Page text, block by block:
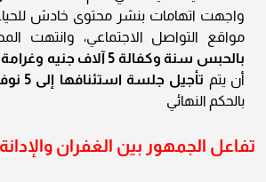
واجهت اتهامات بنشر محتوى خادش
مواقع التواصل الاجتماعي، وانتهت
بالحبس سنة وكفالة 5 آلاف جنيه وغرامة 100 ألف جنيه
أن يتم تأجيل جلسة استئنافها إلى 5 نوفمبر المقبل
بالحكم النهائي
تفاعل الجمهور بين الغفران والإدانة